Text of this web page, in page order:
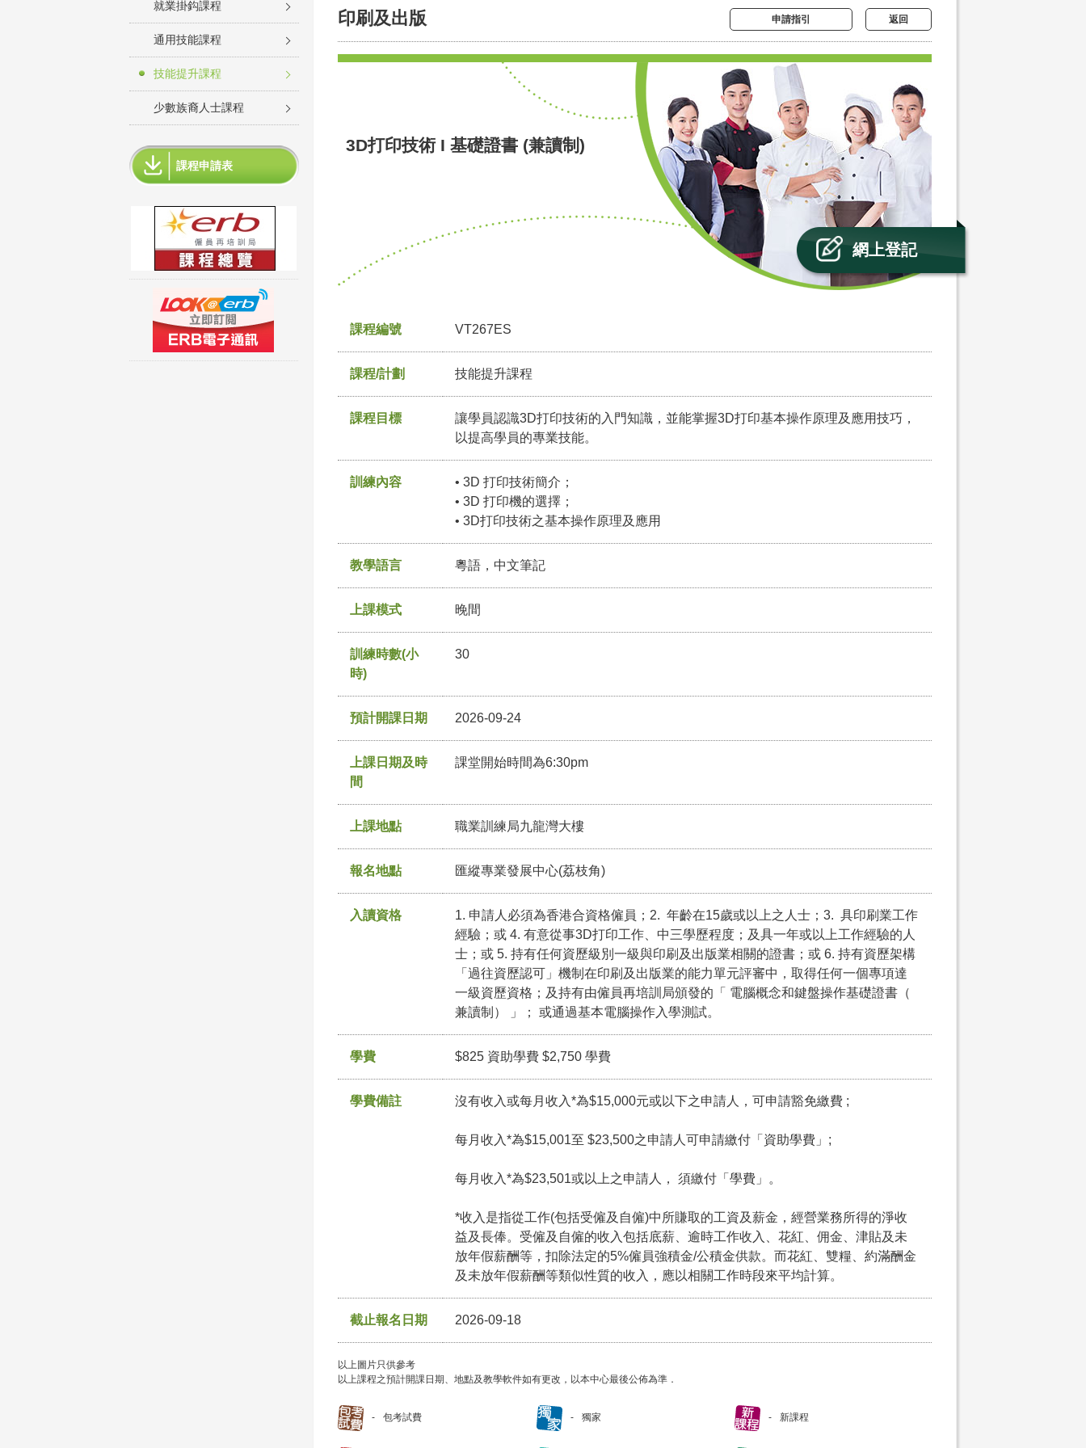
就業掛鈎課程
通用技能課程
技能提升課程
少數族裔人士課程
課程申請表
印刷及出版 申請指引 返回
3D打印技術 I 基礎證書 (兼讀制)
網上登記
課程編號 VT267ES
課程/計劃 技能提升課程
課程目標
讓學員認識3D打印技術的入門知識，並能掌握3D打印基本操作原理及應用技巧，
以提高學員的專業技能。
訓練內容
• 3D 打印技術簡介；
• 3D 打印機的選擇；
• 3D打印技術之基本操作原理及應用
教學語言 粵語，中文筆記
上課模式 晚間
訓練時數(小
時)
30
預計開課日期 2026-09-24
上課日期及時
間
課堂開始時間為6:30pm
上課地點 職業訓練局九龍灣大樓
報名地點 匯縱專業發展中心(荔枝角)
入讀資格
1. 申請人必須為香港合資格僱員；2. 年齡在15歲或以上之人士；3. 具印刷業工作
經驗；或 4. 有意從事3D打印工作、中三學歷程度；及具一年或以上工作經驗的人
士；或 5. 持有任何資歷級別一級與印刷及出版業相關的證書；或 6. 持有資歷架構
「過往資歷認可」機制在印刷及出版業的能力單元評審中，取得任何一個專項達
一級資歷資格；及持有由僱員再培訓局頒發的「 電腦概念和鍵盤操作基礎證書（
兼讀制） 」； 或通過基本電腦操作入學測試。
學費 $825 資助學費 $2,750 學費
學費備註 沒有收入或每月收入*為$15,000元或以下之申請人，可申請豁免繳費 ;
每月收入*為$15,001至 $23,500之申請人可申請繳付「資助學費」;
每月收入*為$23,501或以上之申請人， 須繳付「學費」。
*收入是指從工作(包括受僱及自僱)中所賺取的工資及薪金，經營業務所得的淨收
益及長俸。受僱及自僱的收入包括底薪、逾時工作收入、花紅、佣金、津貼及未
放年假薪酬等，扣除法定的5%僱員強積金/公積金供款。而花紅、雙糧、約滿酬金
及未放年假薪酬等類似性質的收入，應以相關工作時段來平均計算。
截止報名日期 2026-09-18
以上圖片只供參考
以上課程之預計開課日期、地點及教學軟件如有更改，以本中心最後公佈為準．
包考試費 獨家 新課程